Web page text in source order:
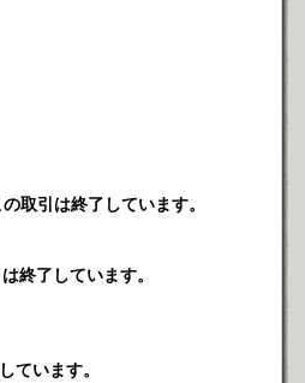
の取引は終了しています。
終了しています。
ています。